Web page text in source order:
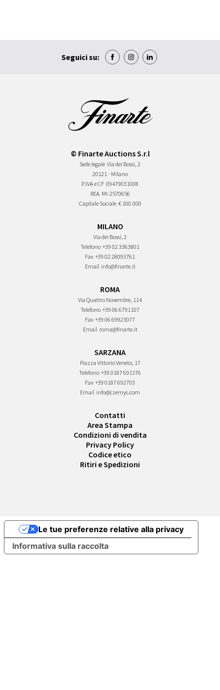
Seguici su:
© Finarte Auctions S.r.l
Sede legale Via dei Bossi, 2
20121 - Milano
P.IVA e CF 09479031008
REA MI-2570656
Capitale Sociale € 100.000
MILANO
Via dei Bossi, 2
Telefono +39 02 3363801
Fax +39 02 28093761
Email info@finarte.it
ROMA
Via Quattro Novembre, 114
Telefono +39 06 6791107
Fax +39 06 69923077
Email roma@finarte.it
SARZANA
Piazza Vittorio Veneto, 17
Telefono +39 0187 691376
Fax +39 0187 692703
Email info@czernys.com
Contatti
Area Stampa
Condizioni di vendita
Privacy Policy
Codice etico
Ritiri e Spedizioni
Informativa sulla raccolta
Le tue preferenze relative alla privacy